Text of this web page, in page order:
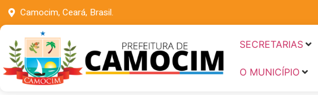
Camocim, Ceará, Brasil.
SECRETARIAS
O MUNICÍPIO